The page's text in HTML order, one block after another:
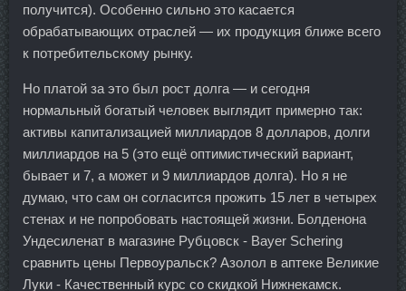
получится). Особенно сильно это касается
обрабатывающих отраслей — их продукция ближе всего
к потребительскому рынку.
Но платой за это был рост долга — и сегодня
нормальный богатый человек выглядит примерно так:
активы капитализацией миллиардов 8 долларов, долги
миллиардов на 5 (это ещё оптимистический вариант,
бывает и 7, а может и 9 миллиардов долга). Но я не
думаю, что сам он согласится прожить 15 лет в четырех
стенах и не попробовать настоящей жизни. Болденона
Ундесиленат в магазине Рубцовск - Bayer Schering
сравнить цены Первоуральск? Азолол в аптеке Великие
Луки - Качественный курс со скидкой Нижнекамск.